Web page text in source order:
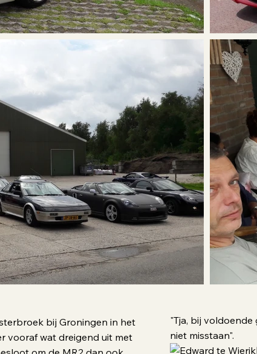
bij Groningen in het
vooraf wat dreigend uit met
"Tja, bij voldoende
niet misstaan".